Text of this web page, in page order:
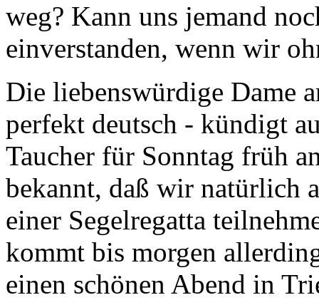
weg? Kann uns jemand
einverstanden, wenn wir
Die liebenswürdige Dame
perfekt deutsch - kündigt
Taucher für Sonntag früh
bekannt, daß wir natürlich
einer Segelregatta
kommt bis morgen
einen schönen Abend in